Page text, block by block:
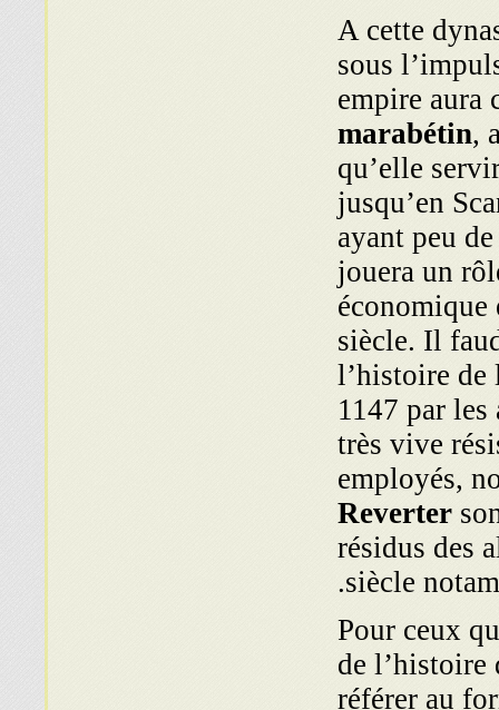
A cette
sous
empire aura
marabétin,
qu’elle
jusqu’en
ayant peu
jouera un
siècle. Il
l’histoire de
1147 par les
très vive
employés,
Reverter
résidus des
siècle
Pour ceux
de l’histoire
référer au